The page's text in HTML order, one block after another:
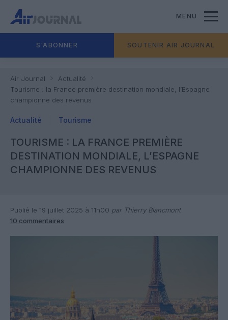
MENU
S'ABONNER SOUTENIR AIR JOURNAL
Air Journal
Actualité
Tourisme : la France première destination mondiale, l’Espagne
championne des revenus
Actualité Tourisme
TOURISME : LA FRANCE PREMIÈRE
DESTINATION MONDIALE, L’ESPAGNE
CHAMPIONNE DES REVENUS
Publié le 19 juillet 2025 à 11h00 par Thierry Blancmont
10 commentaires